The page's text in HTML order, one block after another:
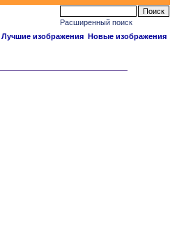
Расширенный поиск
Лучшие изображения Новые изображения